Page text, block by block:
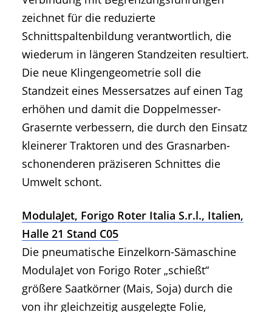
zeichnet für die reduzierte
Schnittspaltenbildung verantwortlich, die
wiederum in längeren Standzeiten resultiert.
Die neue Klingengeometrie soll die
Standzeit eines Messersatzes auf einen Tag
erhöhen und damit die Doppelmesser-
Grasernte verbessern, die durch den Einsatz
kleinerer Traktoren und des Grasnarben-
schonenderen präziseren Schnittes die
Umwelt schont.
ModulaJet, Forigo Roter Italia S.r.l., Italien,
Halle 21 Stand C05
Die pneumatische Einzelkorn-Sämaschine
ModulaJet von Forigo Roter „schießt“
größere Saatkörner (Mais, Soja) durch die
von ihr gleichzeitig ausgelegte Folie,